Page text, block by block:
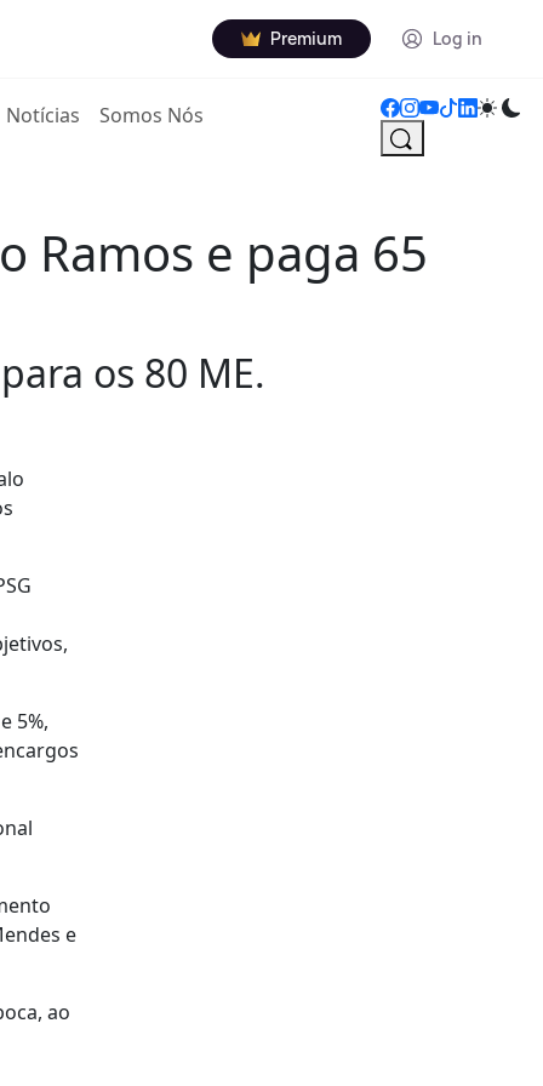
Premium Log in
Notícias Somos Nós
Ramos e paga 65
os 80 ME.
5%,
e
ao